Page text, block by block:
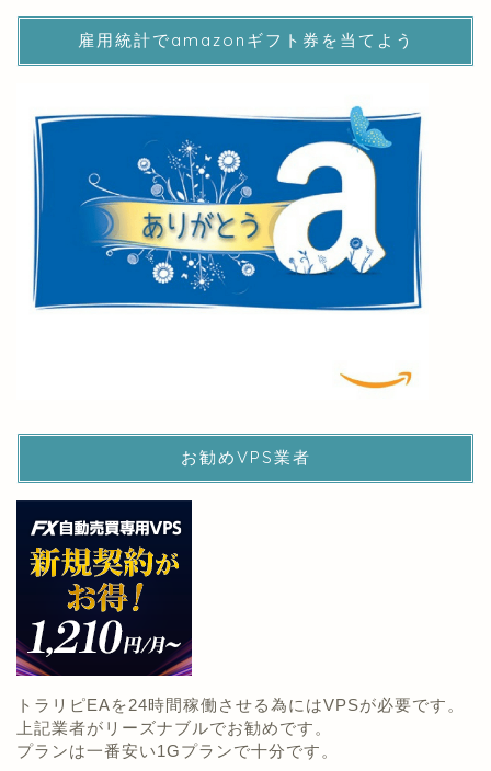
雇用統計でamazonギフト券を当てよう
お勧めVPS業者
トラリピEAを24時間稼働させる為にはVPSが必要です。
上記業者がリーズナブルでお勧めです。
プランは一番安い1Gプランで十分です。